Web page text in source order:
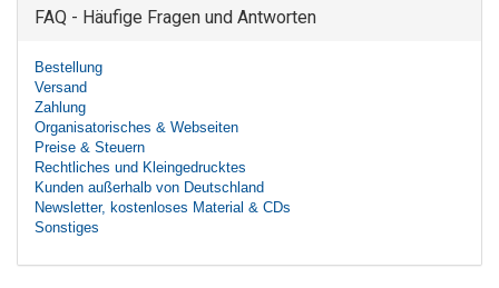
FAQ - Häufige Fragen und Antworten
Bestellung
Versand
Zahlung
Organisatorisches & Webseiten
Preise & Steuern
Rechtliches und Kleingedrucktes
Kunden außerhalb von Deutschland
Newsletter, kostenloses Material & CDs
Sonstiges